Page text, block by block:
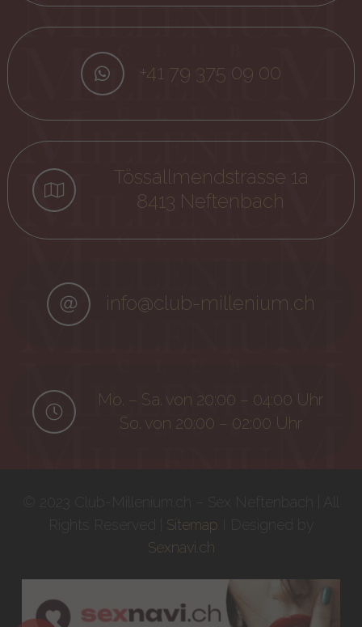
+41 79 375 09 00
Tössallmendstrasse 1a
8413 Neftenbach
info@club-millenium.ch
Mo. – Sa. von 20:00 – 04:00 Uhr
So. von 20:00 – 02:00 Uhr
Sitemap
Sexnavi.ch